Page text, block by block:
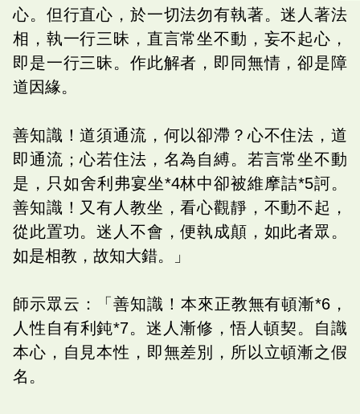
心。但行直心，於一切法勿有執著。迷人著法
相，執一行三昧，直言常坐不動，妄不起心，
即是一行三昧。作此解者，即同無情，卻是障
道因緣。
善知識！道須通流，何以卻滯？心不住法，道
即通流；心若住法，名為自縛。若言常坐不動
是，只如舍利弗宴坐*4林中卻被維摩詰*5訶。
善知識！又有人教坐，看心觀靜，不動不起，
從此置功。迷人不會，便執成顛，如此者眾。
如是相教，故知大錯。」
師示眾云：「善知識！本來正教無有頓漸*6，
人性自有利鈍*7。迷人漸修，悟人頓契。自識
本心，自見本性，即無差別，所以立頓漸之假
名。